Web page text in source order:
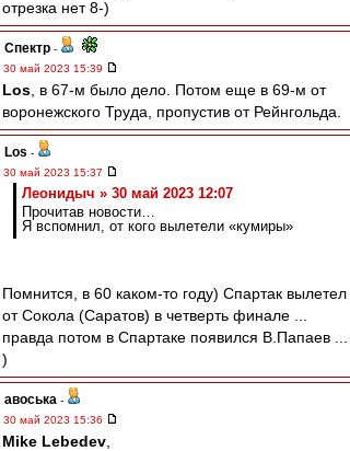
отрезка нет 8-)
Спектр -
30 май 2023 15:39
Los , в 67-м было дело. Потом еще в 69-м от
воронежского Труда, пропустив от Рейнгольда.
Los -
30 май 2023 15:37
Леонидыч » 30 май 2023 12:07
Прочитав новости…
Я вспомнил, от кого вылетели «кумиры»
Помнится, в 60 каком-то году) Спартак вылетел
от Сокола (Саратов) в четверть финале ...
правда потом в Спартаке появился В.Папаев ...
)
авоська -
30 май 2023 15:36
Mike Lebedev